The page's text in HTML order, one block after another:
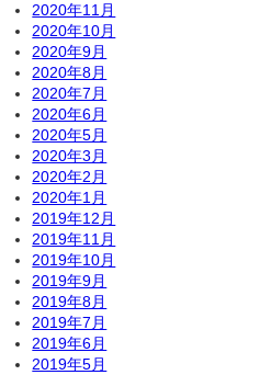
2020年11月
2020年10月
2020年9月
2020年8月
2020年7月
2020年6月
2020年5月
2020年3月
2020年2月
2020年1月
2019年12月
2019年11月
2019年10月
2019年9月
2019年8月
2019年7月
2019年6月
2019年5月